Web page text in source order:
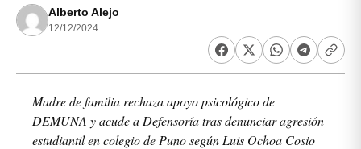
Alberto Alejo
12/12/2024
Madre de familia rechaza apoyo psicológico de
DEMUNA y acude a Defensoría tras denunciar agresión
estudiantil en colegio de Puno según Luis Ochoa Cosio